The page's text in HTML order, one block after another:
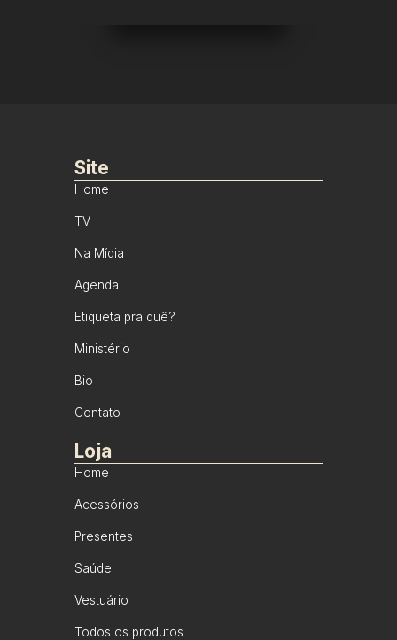
Site
Home
TV
Na Mídia
Agenda
Etiqueta pra quê?
Ministério
Bio
Contato
Loja
Home
Acessórios
Presentes
Saúde
Vestuário
Todos os produtos